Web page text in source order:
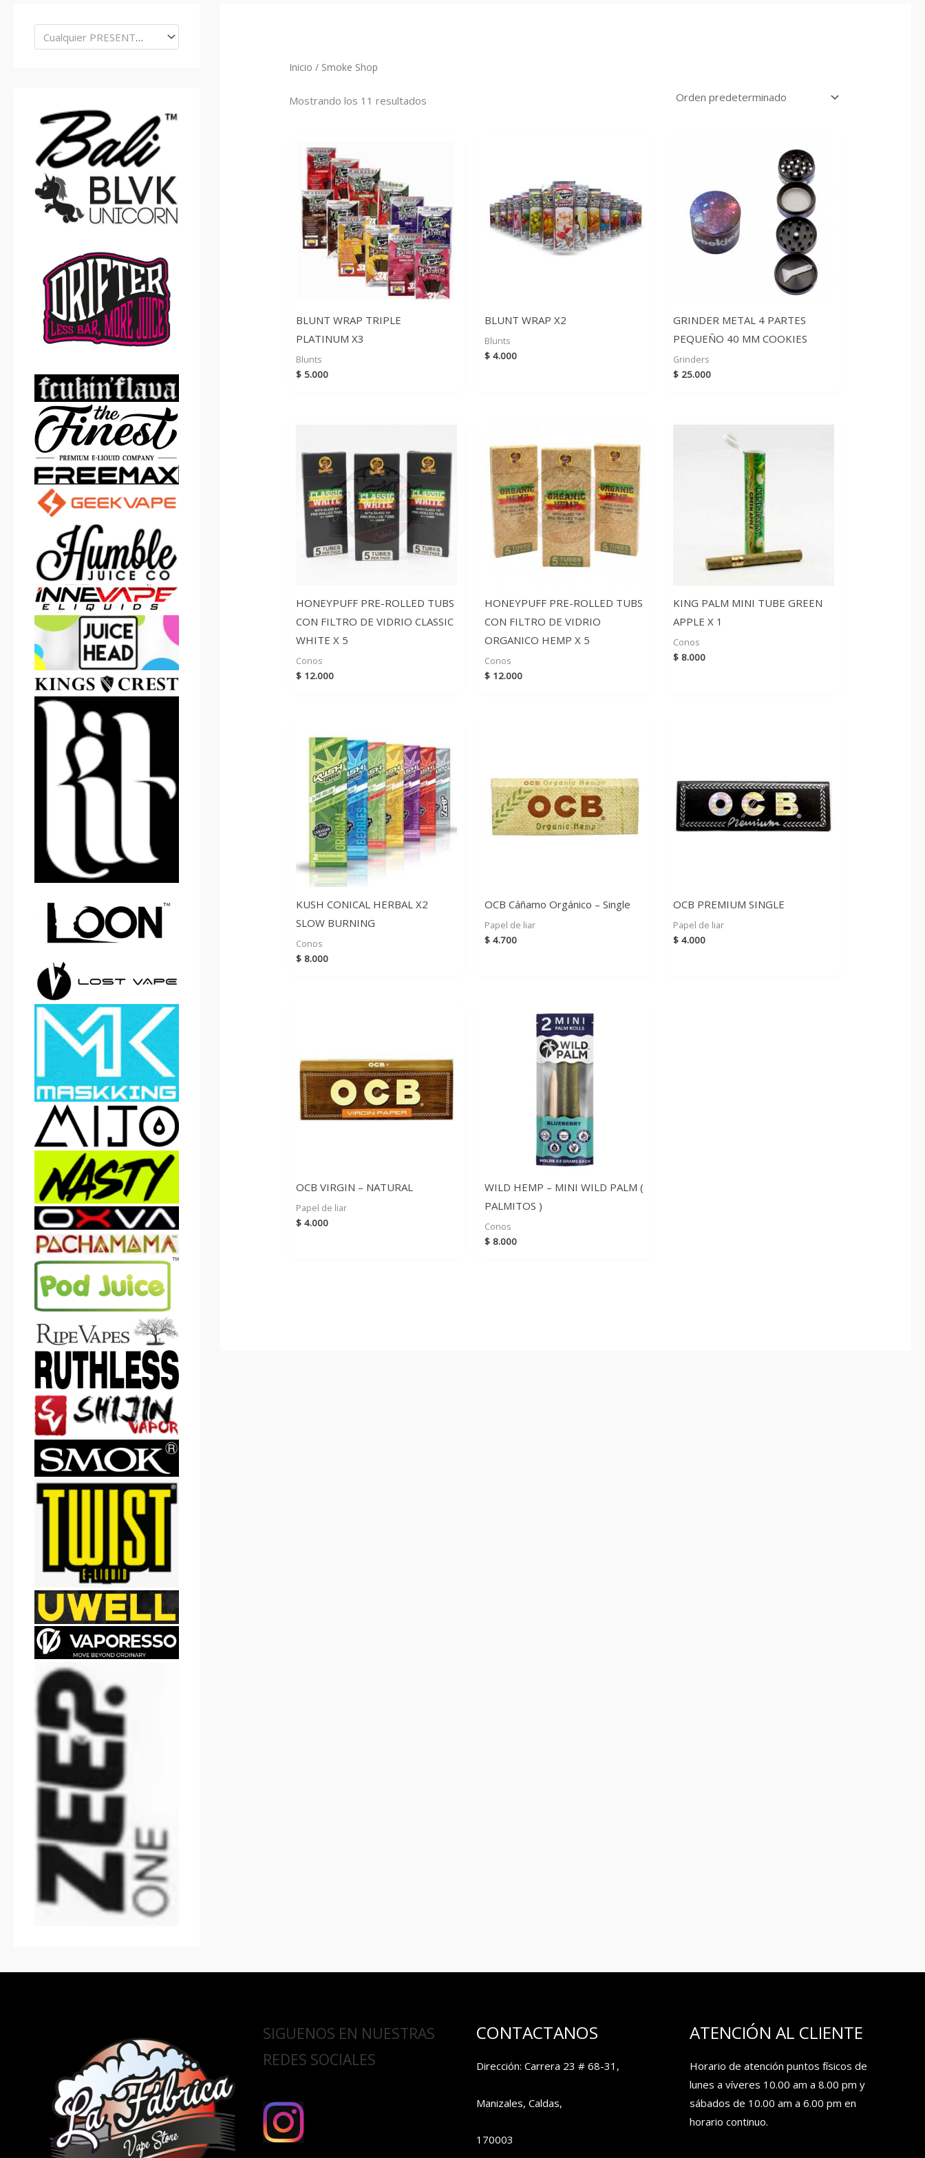
Cualquier PRESENTACIÓN
Inicio / Smoke Shop
Mostrando los 11 resultados
BLUNT WRAP TRIPLE
PLATINUM X3
Blunts
$5.000
BLUNT WRAP X2
Blunts
$4.000
GRINDER METAL 4 PARTES
PEQUEÑO 40 MM COOKIES
Grinders
$25.000
HONEYPUFF PRE-ROLLED TUBS
CON FILTRO DE VIDRIO CLASSIC
WHITE X 5
Conos
$12.000
HONEYPUFF PRE-ROLLED TUBS
CON FILTRO DE VIDRIO
ORGANICO HEMP X 5
Conos
$12.000
KING PALM MINI TUBE GREEN
APPLE X 1
Conos
$8.000
KUSH CONICAL HERBAL X2
SLOW BURNING
Conos
$8.000
OCB Cáñamo Orgánico – Single
Papel de liar
$4.700
OCB PREMIUM SINGLE
Papel de liar
$4.000
OCB VIRGIN – NATURAL
Papel de liar
$4.000
WILD HEMP – MINI WILD PALM (
PALMITOS )
Conos
$8.000
SIGUENOS EN NUESTRAS
REDES SOCIALES
CONTACTANOS
Dirección: Carrera 23 # 68-31,
Manizales, Caldas,
170003
ATENCIÓN AL CLIENTE
Horario de atención puntos físicos de
lunes a víveres 10.00 am a 8.00 pm y
sábados de 10.00 am a 6.00 pm en
horario continuo.